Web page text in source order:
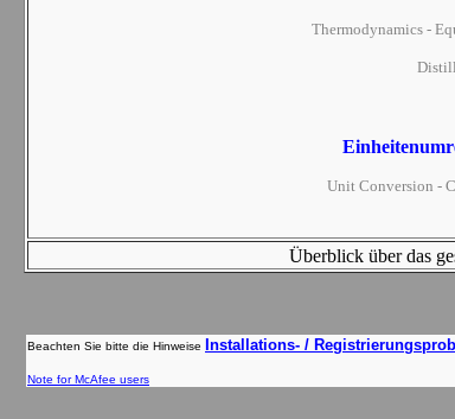
Thermodynamics -
Unit Conversion -
Überblick über das
Beachten Sie bitte die Hinweise Installations- /
Note for McAfee users